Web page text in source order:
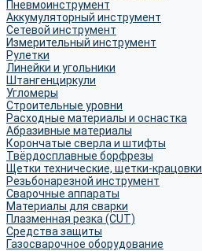
Пневмоинструмент
Аккумуляторный инструмент
Сетевой инструмент
Измерительный инструмент
Рулетки
Линейки и угольники
Штангенциркули
Угломеры
Строительные уровни
Расходные материалы и оснастка
Абразивные материалы
Корончатые сверла и штифты
Твёрдосплавные борфрезы
Щетки технические, щетки-крацовки
Резьбонарезной инструмент
Сварочные аппараты
Материалы для сварки
Плазменная резка (CUT)
Средства защиты
Газосварочное оборудование